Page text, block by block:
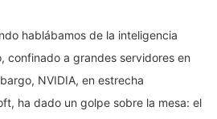
hablábamos de la inteligencia
confinado a grandes servidores en
NVIDIA, en estrecha
ha dado un golpe sobre la mesa: el